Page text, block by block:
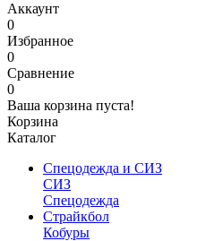
Аккаунт
0
Избранное
0
Сравнение
0
Ваша корзина пуста!
Корзина
Каталог
Спецодежда и СИЗ
СИЗ
Спецодежда
Страйкбол
Кобуры